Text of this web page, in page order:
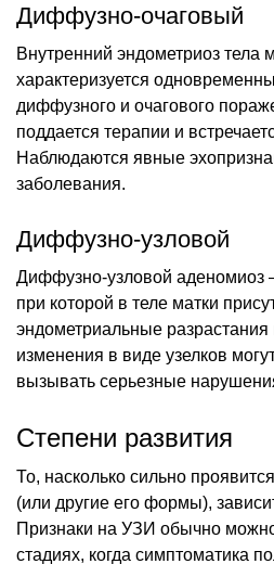
Диффузно-очаговый
Внутренний эндометриоз тела
характеризуется
диффузного и очагового
поддается терапии и
Наблюдаются явные
заболевания.
Диффузно-узловой
Диффузно-узловой аденомиоз
при которой в теле матки
эндометриальные
изменения в виде узелков
вызывать серьезные
Степени развития
То, насколько сильно
(или другие его формы),
Признаки на УЗИ обычно
стадиях, когда симптоматика